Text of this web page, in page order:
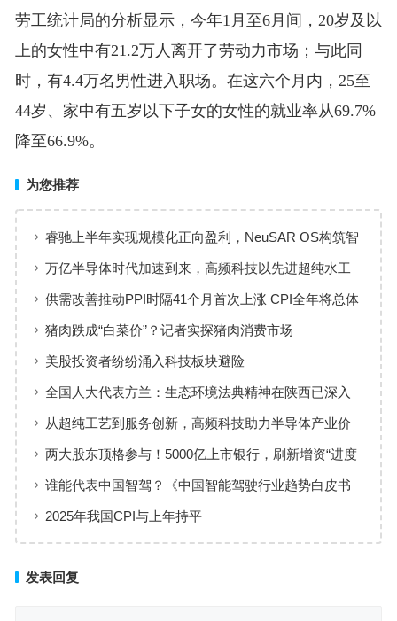
劳工统计局的分析显示，今年1月至6月间，20岁及以
上的女性中有21.2万人离开了劳动力市场；与此同
时，有4.4万名男性进入职场。在这六个月内，25至
44岁、家中有五岁以下子女的女性的就业率从69.7%
降至66.9%。
为您推荐
睿驰上半年实现规模化正向盈利，NeuSAR OS构筑智
能汽车软件增长新引擎
万亿半导体时代加速到来，高频科技以先进超纯水工
艺赋能高端制造
供需改善推动PPI时隔41个月首次上涨 CPI全年将总体
保持温和上涨趋势
猪肉跌成“白菜价”？记者实探猪肉消费市场
美股投资者纷纷涌入科技板块避险
全国人大代表方兰：生态环境法典精神在陕西已深入
人心
从超纯工艺到服务创新，高频科技助力半导体产业价
值共创
两大股东顶格参与！5000亿上市银行，刷新增资“进度
条”
谁能代表中国智驾？《中国智能驾驶行业趋势白皮书
（2025）》点名华为、元戎、Momenta
2025年我国CPI与上年持平
发表回复